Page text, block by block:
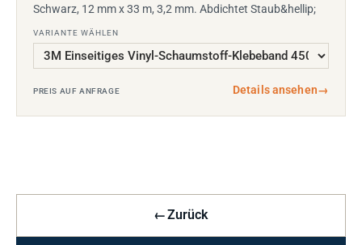
Schwarz, 12 mm x 33 m, 3,2 mm. Abdichtet Staub&hellip;
VARIANTE WÄHLEN
PREIS AUF ANFRAGE Details ansehen→
←Zurück